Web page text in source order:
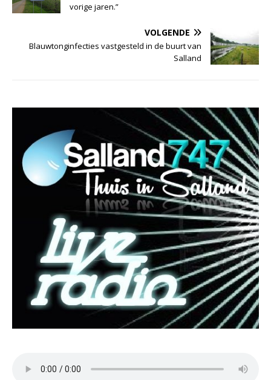
vorige jaren.”
VOLGENDE
Blauwtonginfecties vastgesteld in de buurt van
Salland